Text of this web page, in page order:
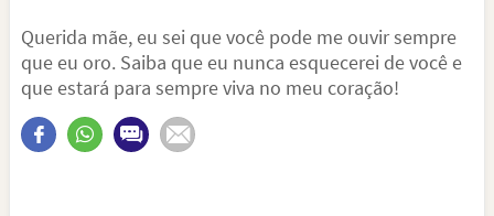
Querida mãe, eu sei que você pode me ouvir sempre
que eu oro. Saiba que eu nunca esquecerei de você e
que estará para sempre viva no meu coração!